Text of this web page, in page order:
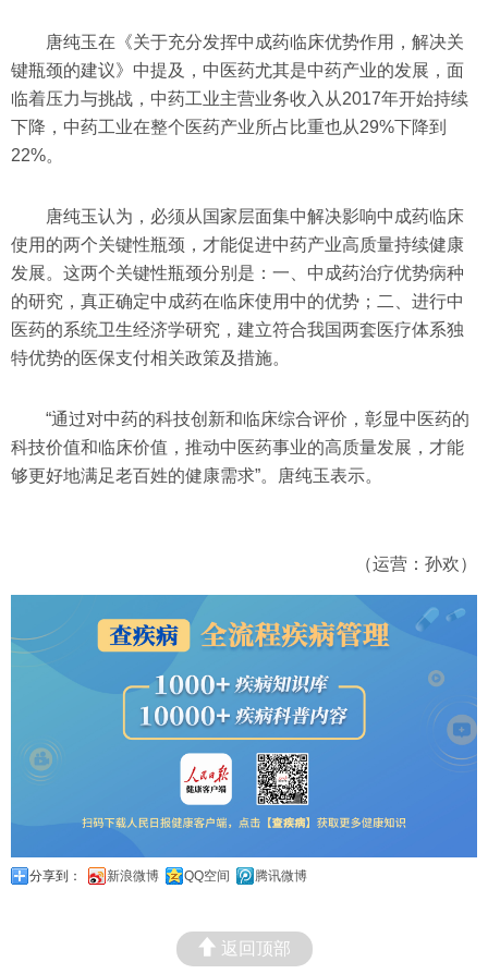
唐纯玉在《关于充分发挥中成药临床优势作用，解决关
键瓶颈的建议》中提及，中医药尤其是中药产业的发展，面
临着压力与挑战，中药工业主营业务收入从2017年开始持续
下降，中药工业在整个医药产业所占比重也从29%下降到
22%。
唐纯玉认为，必须从国家层面集中解决影响中成药临床
使用的两个关键性瓶颈，才能促进中药产业高质量持续健康
发展。这两个关键性瓶颈分别是：一、中成药治疗优势病种
的研究，真正确定中成药在临床使用中的优势；二、进行中
医药的系统卫生经济学研究，建立符合我国两套医疗体系独
特优势的医保支付相关政策及措施。
“通过对中药的科技创新和临床综合评价，彰显中医药的
科技价值和临床价值，推动中医药事业的高质量发展，才能
够更好地满足老百姓的健康需求”。唐纯玉表示。
（运营：孙欢）
分享到： 新浪微博 QQ空间 腾讯微博
返回顶部